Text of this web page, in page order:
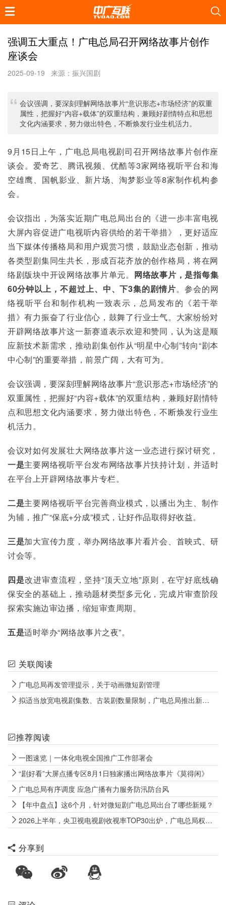
强调五大重点！广电总局召开网络故事片创作
座谈会
2025-09-19 来源：振兴国剧
会议强调，要深刻理解网络故事片“意识形态+市场经济”的双重
属性，把握好“内容+载体”的双重结构，兼顾好剧情特点和思想
文化内涵要求，努力做出特色，不断焕发行业生机活力。
9月15日上午，广电总局电视剧司召开网络故事片创作座
谈会。爱奇艺、腾讯视频、优酷等3家网络视听平台和海
空雄鹰、国帆影业、新片场、淘梦影业等8家制作机构参
会。
会议指出，为落实近期广电总局出台的《进一步丰富电视
大屏内容促进广电视听内容供给的若干举措》，更好适应
当下媒体传播格局和用户观赏习惯，鼓励业态创新，推动
各类型剧集同生共长，形成百花齐放的创作格局，将在网
络剧版块中开设网络故事片单元。 网络故事片，是指每集
60分钟以上，不超过上、中、下3集的剧情片。参会的网
络视听平台和制作机构一致表示，总局发布的《若干举
措》有力振奋了行业信心，鼓舞了行业士气。大家纷纷对
开辟网络故事片这一新赛道表示欢迎和赞同，认为这是顺
应新技术新需求，推动剧集创作从“明星中心制”转向“剧本
中心制”的重要举措，前景广阔，大有可为。
会议强调，要深刻理解网络故事片“意识形态+市场经济”的
双重属性，把握好“内容+载体”的双重结构，兼顾好剧情特
点和思想文化内涵要求，努力做出特色，不断焕发行业生
机活力。
会议对如何发展壮大网络故事片这一业态进行探讨研究，
一是主要网络视听平台发布网络故事片扶持计划，并适时
在平台上开辟网络故事片专栏。
二是主要网络视听平台完善商业模式，以播出为主、制作
为辅，推广“保底+分成”模式，让好作品取得好收益。
三是加大宣传力度，举办网络故事片看片会、首映式、研
讨会等。
四是改进审查流程，坚持“顶天立地”原则，在守好底线确
保安全的基础上，推动题材类型多元化，完成片审查阶段
探索实施边审边播，缩短审查周期。
五是适时举办“网络故事片之夜”。
关联阅读
广电总局再发管理提示，关于动画微短剧管理
拟适当放宽电视剧集数、古装剧数量限制，广电总局推出新举措激发创作活力
推荐阅读
一图速览｜一体化电视全国推广工作部署会
“剧好看”大屏点播专区8月1日独家播出网络故事片《莫得闲》
广电总局有序调度 应急广播有力服务防汛防台风
【年中盘点】这6个月，针对微短剧广电总局出台了哪些新规？
2026上半年，央卫视电视剧收视率TOP30出炉，广电总局权威数据来了
分享到